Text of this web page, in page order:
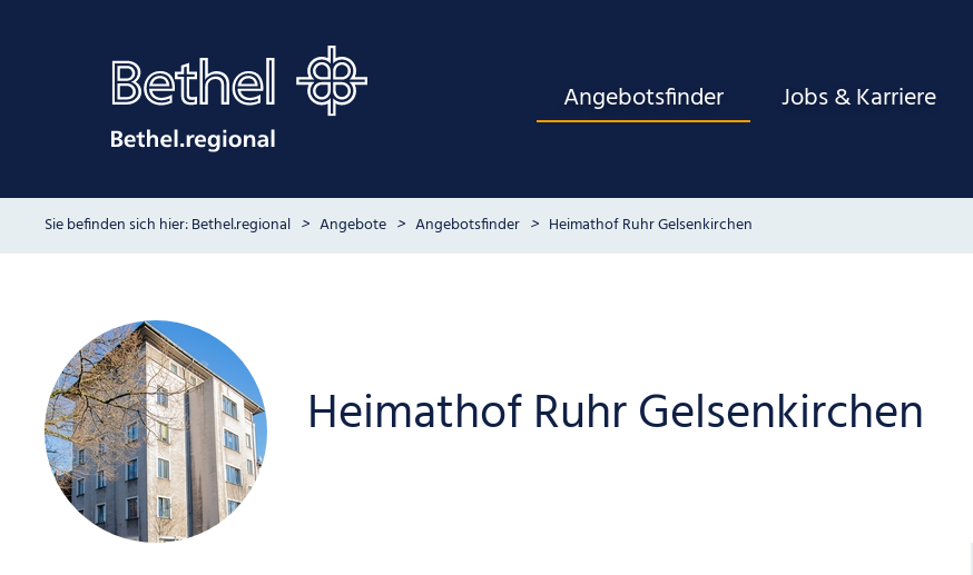
Angebotsfinder Jobs & Karriere
Bethel.regional Angebote Angebotsfinder Heimathof Ruhr Gelsenkirchen
Heimathof Ruhr Gelsenkirchen